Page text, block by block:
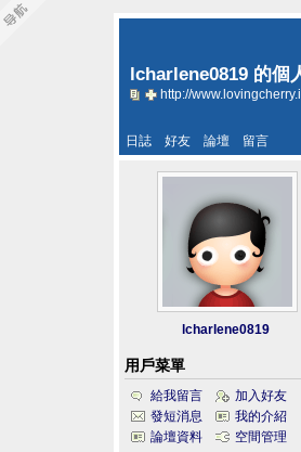
lcharlene0819 的個
http://
日誌 好友 論壇 留言
lcharlene0819
用戶菜單
給我留言
加入好友
發短消息
我的介紹
論壇資料
空間管理